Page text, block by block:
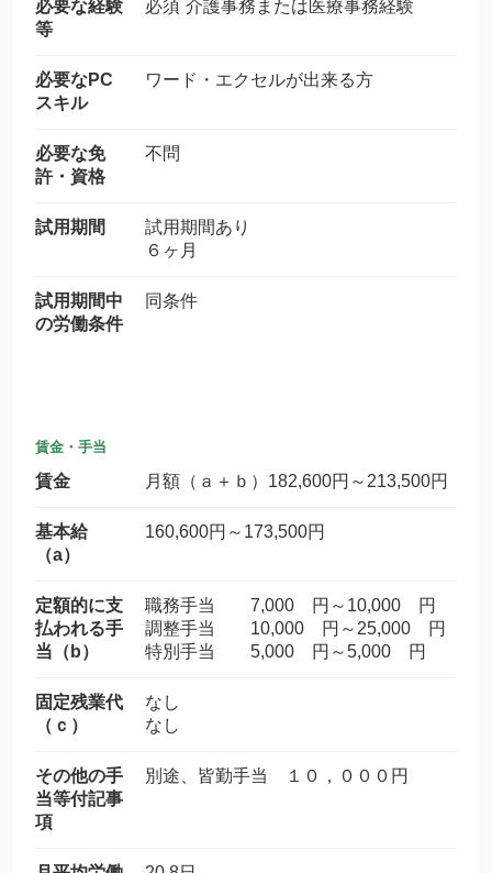
必要な経験
等
必須 介護事務または医療事務経験
必要なPC
スキル
ワード・エクセルが出来る方
必要な免
許・資格
不問
試用期間
試用期間あり
６ヶ月
試用期間中
の労働条件
同条件
賃金・手当
賃金 月額（ａ＋ｂ）182,600円～213,500円
基本給
（a）
160,600円～173,500円
定額的に支
払われる手
当（b）
職務手当 7,000 円～10,000 円
調整手当 10,000 円～25,000 円
特別手当 5,000 円～5,000 円
固定残業代
（ｃ）
なし
なし
その他の手
当等付記事
項
別途、皆勤手当 １０，０００円